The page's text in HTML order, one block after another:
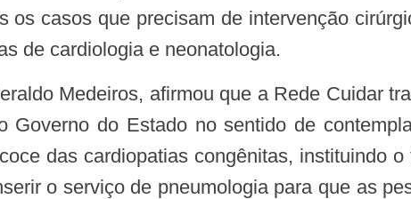
os casos que precisam de intervenção
de cardiologia e neonatologia.
Governo do Estado no sentido de
das cardiopatias congênitas, instituindo
o serviço de pneumologia para que as